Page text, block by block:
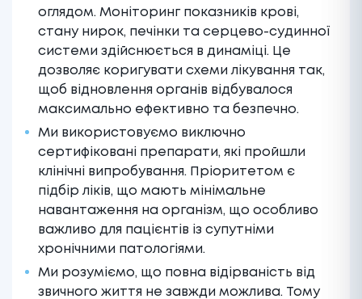
оглядом. Моніторинг показників крові,
стану нирок, печінки та серцево-судинної
системи здійснюється в динаміці. Це
дозволяє коригувати схеми лікування так,
щоб відновлення органів відбувалося
максимально ефективно та безпечно.
Ми використовуємо виключно
сертифіковані препарати, які пройшли
клінічні випробування. Пріоритетом є
підбір ліків, що мають мінімальне
навантаження на організм, що особливо
важливо для пацієнтів із супутніми
хронічними патологіями.
Ми розуміємо, що повна відірваність від
звичного життя не завжди можлива. Тому